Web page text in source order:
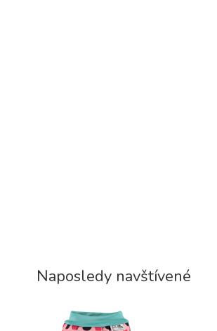
Naposledy navštívené